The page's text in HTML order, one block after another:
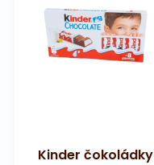
Kinder čokoládky